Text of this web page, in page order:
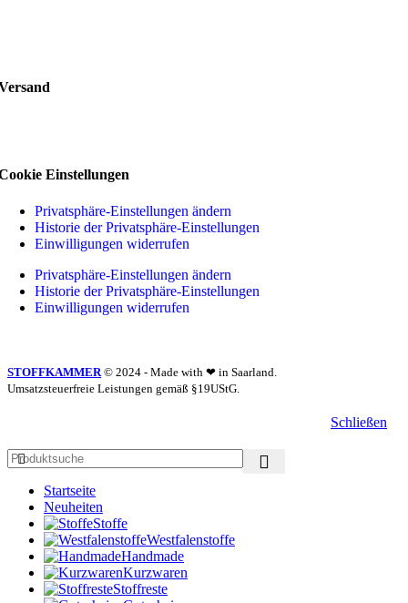
Einstellungen
Privatsphäre-Einstellungen ändern
Historie der Privatsphäre-Einstellungen
Einwilligungen widerrufen
Privatsphäre-Einstellungen ändern
Historie der Privatsphäre-Einstellungen
Einwilligungen widerrufen
STOFFKAMMER © 2024 - Made with ❤ in Saarland.
Umsatzsteuerfreie Leistungen gemäß §19UStG.
Schließen
Startseite
Neuheiten
Stoffe
Westfalenstoffe
Handmade
Kurzwaren
Stoffreste